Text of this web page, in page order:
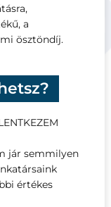
a
ösztöndíj.
jár semmilyen
értékes